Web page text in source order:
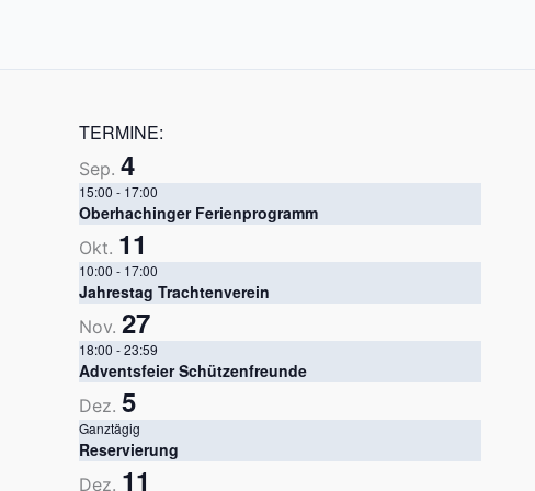
TERMINE:
Sep. 4
15:00 - 17:00
Oberhachinger Ferienprogramm
Okt. 11
10:00 - 17:00
Jahrestag Trachtenverein
Nov. 27
18:00 -23:59
Adventsfeier Schützenfreunde
Dez. 5
Ganztägig
Reservierung
Dez. 11